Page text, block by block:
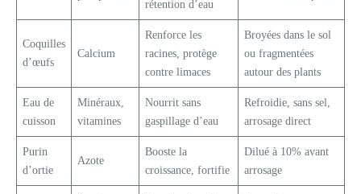
rétention d’eau
Coquilles
d’œufs
Calcium
Renforce les
racines, protège
contre limaces
Broyées dans le sol
ou fragmentées
autour des plants
Eau de
cuisson
Minéraux,
vitamines
Nourrit sans
gaspillage d’eau
Refroidie, sans sel,
arrosage direct
Purin
d’ortie
Azote
Booste la
croissance, fortifie
Dilué à 10% avant
arrosage